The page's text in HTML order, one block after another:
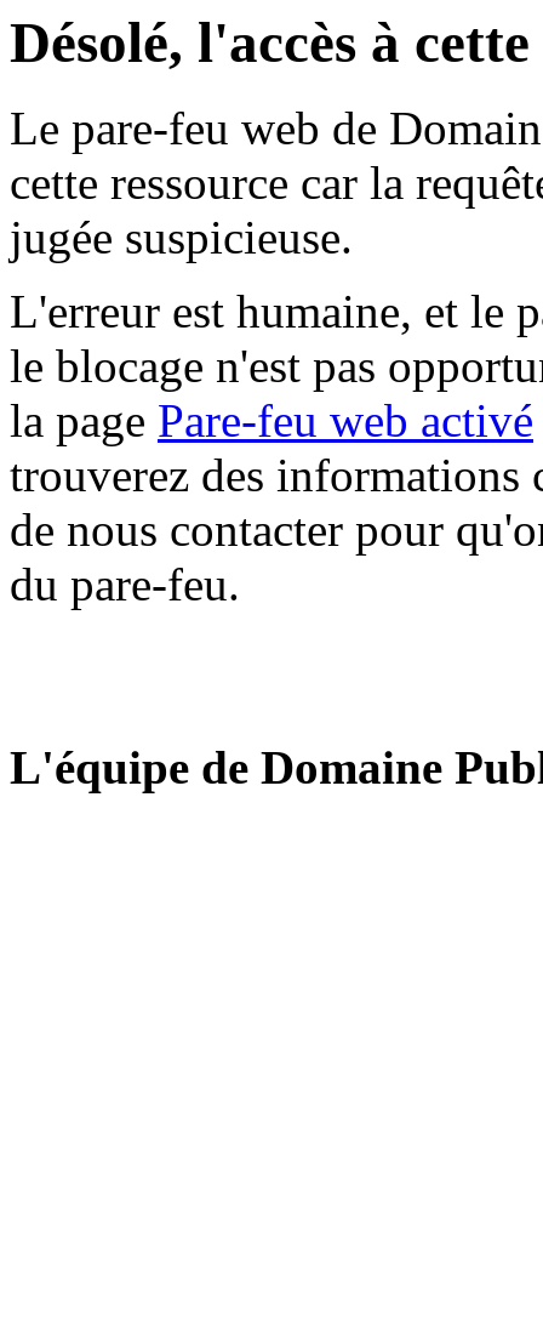
Désolé, l'accès à
Le pare-feu web de
cette ressource car la
jugée suspicieuse.
L'erreur est humaine, et le
le blocage n'est pas
la page Pare-feu web activé
trouverez des informations
de nous contacter pour
du pare-feu.
L'équipe de Domaine